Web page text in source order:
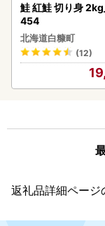
鮭 紅鮭 切り身
454
北海道白糠町
(12)
返礼品詳細ページ